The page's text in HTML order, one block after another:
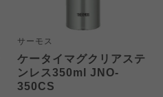
サーモス
ケータイマグクリアステ
ンレス350ml JNO-
350CS